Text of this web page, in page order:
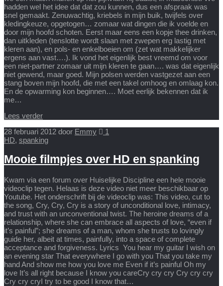
hadden wel het idee dat dat zou kunnen, dus een afspraak was
snel gemaakt. Zenuwachtig, kriebels in mijn buik, twijfels over
kledingkeuze, opgetogen… zomaar wat dingen die ik voelde en
door mijn hoofd schoten. Eerst maar eens een kopje thee drinken,
dan uitkleden (tenslotte wordt slaan met zwepen erg lastig met
kleren aan), en pols- en enkelboeien om (zet wat makkelijker
ergens aan vast….). Ik vond het eigenlijk best vreemd om voor
een niet-partner zomaar uit mijn kleren te gaan…. was dat eigenlijk
niet gewend, maar goed. Mijn polsen werden vastgezet aan een
stang boven mijn hoofd, die met een takel omhoog en omlaag kon.
En de opwarming kon beginnen…. Moet eerlijk bekennen dat ik
me…
Lees verder
28 februari 2012 door Emmy
1
HD, spanking
Mooie filmpjes over HD en spanking
Kwam via een forum over Huiselijke Discipline een hele mooie
videoclip tegen. Helaas is deze video niet meer beschikbaar op
Youtube. Het onderschrift bij de videoclip was: This video, cut to
the song, Cry, Cry, Cry is a story of unconditional love, intimacy,
and trust with an unconventional twist. The heroine dreams of a
relationship, where she can embrace all aspects of love, “even if
it’s painful”; she dreams of a man, whom she trusts to lovingly
guide her, albeit at times, painfully, into a space of complete
acceptance and forgiveness. Lyrics You hear my guitar I wish on
an evening star That everywhere I go with you That you take my
hand And show me how you love me Even if it’s painful Oh my
love It’s all right because I know you careCry cry cry Cry cry cry
Cry cry cryI try to be good I know that…